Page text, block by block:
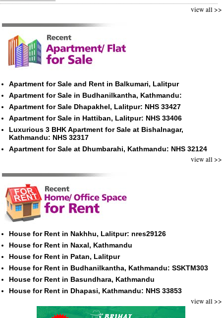
view all >>
Apartment for Sale and Rent in Balkumari, Lalitpur
Apartment for Sale in Budhanilkantha, Kathmandu:
Apartment for Sale Dhapakhel, Lalitpur: NHS 33427
Apartment for Sale in Hattiban, Lalitpur: NHS 33406
Luxurious 3 BHK Apartment for Sale at Bishalnagar,
Kathmandu: NHS 32317
Apartment for Sale at Dhumbarahi, Kathmandu: NHS 32124
view all >>
House for Rent in Nakhhu, Lalitpur: nres29126
House for Rent in Naxal, Kathmandu
House for Rent in Patan, Lalitpur
House for Rent in Budhanilkantha, Kathmandu: SSKTM303
House for Rent in Basundhara, Kathmandu
House for Rent in Dhapasi, Kathmandu: NHS 33853
view all >>